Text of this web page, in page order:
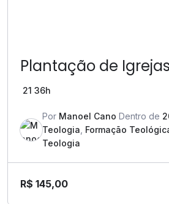
Plantação de Igrejas
21 36h
Por Manoel Cano Dentro de
Teologia Formação
Teologia
R$ 145,00